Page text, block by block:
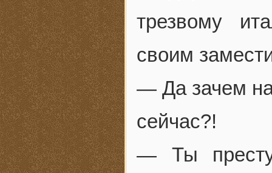
трезвому
своим
— Да зачем
сейчас?!
— Ты